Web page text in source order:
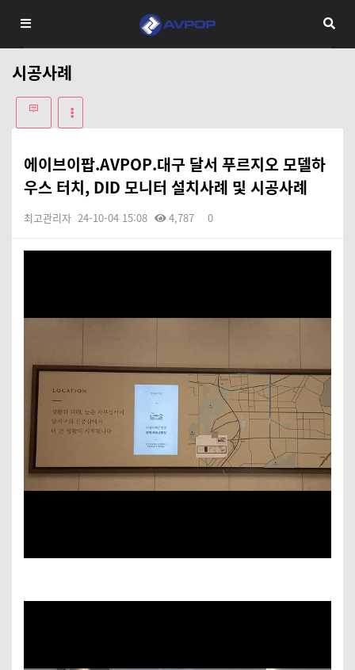
시공사례
에이브이팝.AVPOP.대구 달서 푸르지오 모델하
우스 터치, DID 모니터 설치사례 및 시공사례
최고관리자 24-10-04 15:08 4,787 0